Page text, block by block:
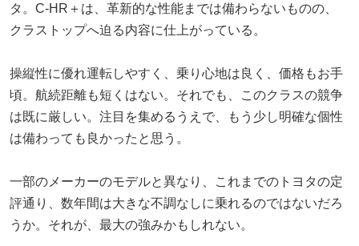
タ。C-HR＋は、革新的な性能までは備わらないものの、
クラストップへ迫る内容に仕上がっている。
操縦性に優れ運転しやすく、乗り心地は良く、価格もお手
頃。航続距離も短くはない。それでも、このクラスの競争
は既に厳しい。注目を集めるうえで、もう少し明確な個性
は備わっても良かったと思う。
一部のメーカーのモデルと異なり、これまでのトヨタの定
評通り、数年間は大きな不調なしに乗れるのではないだろ
うか。それが、最大の強みかもしれない。